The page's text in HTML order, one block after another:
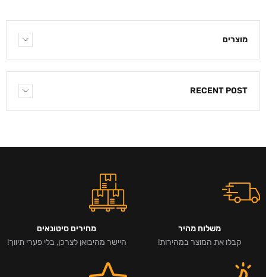
מוצרים
RECENT POST
משלוח מהיר
קבלו את המוצר במהירות!
מחירים סיטונאים
היישר מהיבואן לצרכן, בלי פערי תיווך!